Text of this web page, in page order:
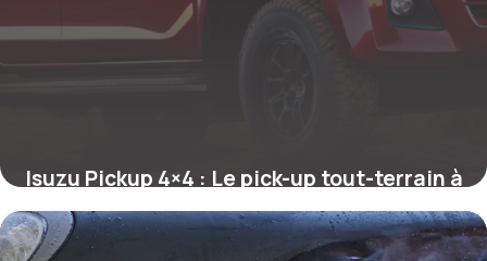
Isuzu Pickup 4×4 : Le pick-up tout-terrain à
l’épreuve du temps
2 juin 2026